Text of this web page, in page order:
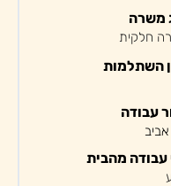
משרה
חלקית
השתלמות
עבודה
עבודה מהבית